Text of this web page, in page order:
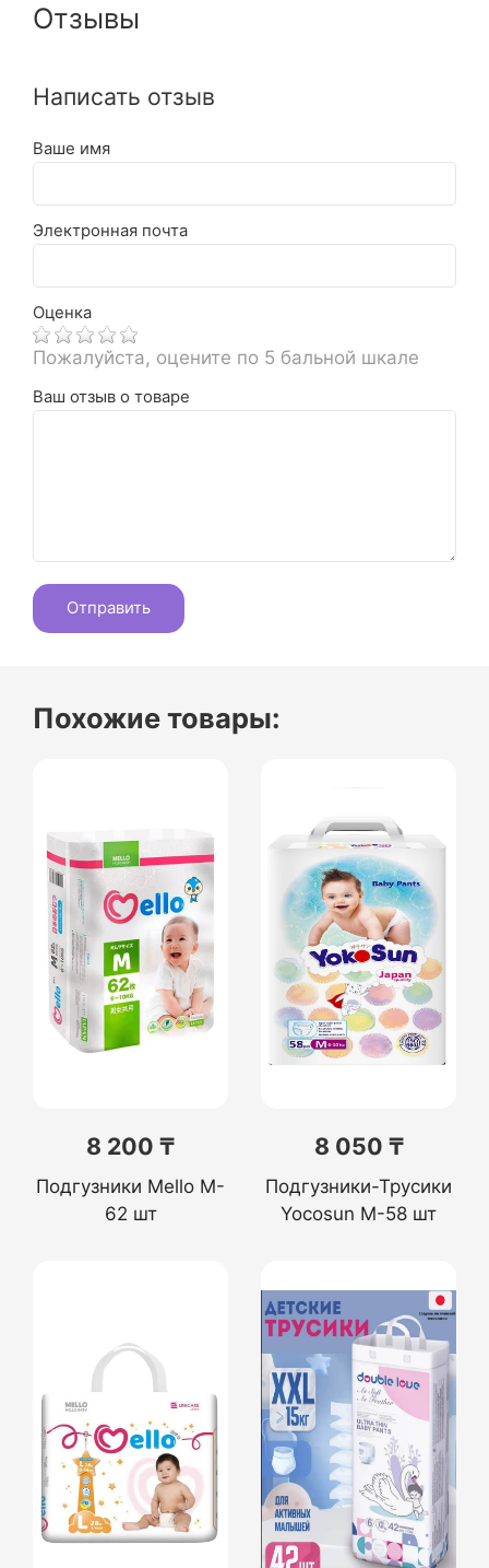
Отзывы
Написать отзыв
Ваше имя
Электронная почта
Оценка
Пожалуйста, оцените по 5 бальной шкале
Ваш отзыв о товаре
Похожие товары:
8 200 ₸
Подгузники Mello M-
62 шт
8 050 ₸
Подгузники-Трусики
Yocosun M-58 шт